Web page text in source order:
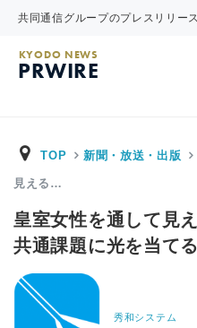
共同通信グループのプレスリリー
KYODO NEWS
PRWIRE
TOP 新聞・放送・出版
見える…
皇室女性を通して見
共通課題に光を当て
秀和システム